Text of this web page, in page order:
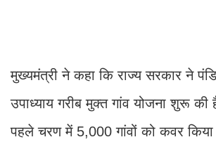
मुख्यमंत्री ने कहा कि राज्य सरकार ने
उपाध्याय गरीब मुक्त गांव योजना शुरू
पहले चरण में 5,000 गांवों को कवर